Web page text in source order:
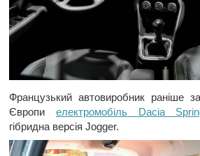
Французький автовиробник раніше
Європи електромобіль Dacia
гібридна версія Jogger.